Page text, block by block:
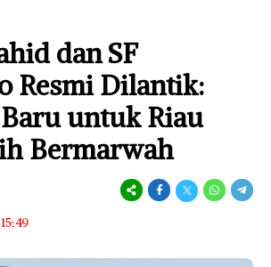
dan SF
Resmi Dilantik:
untuk Riau
Bermarwah